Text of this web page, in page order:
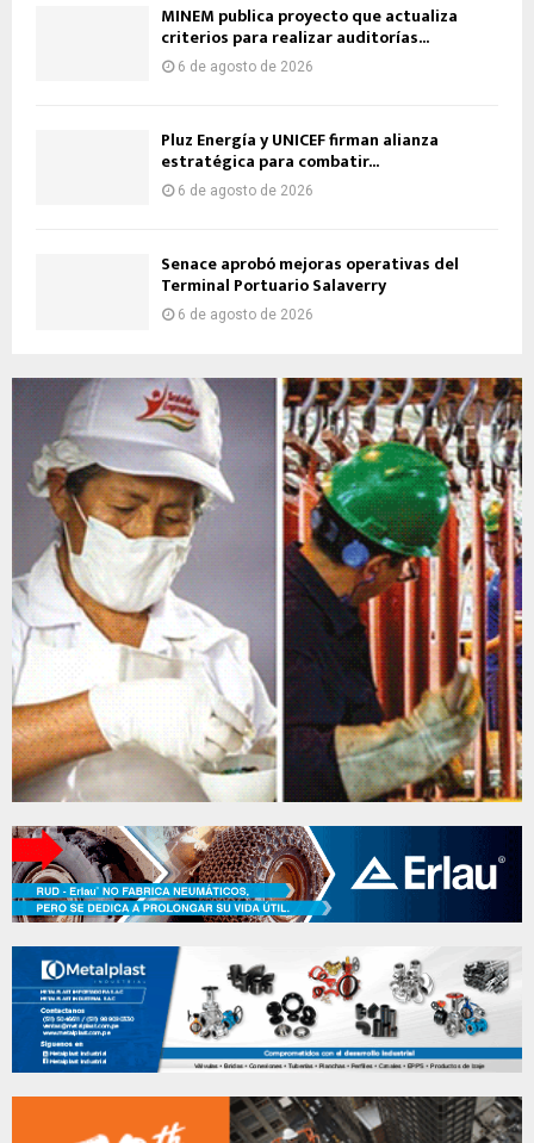
MINEM publica proyecto que actualiza
criterios para realizar auditorías...
6 de agosto de 2026
Pluz Energía y UNICEF firman alianza
estratégica para combatir...
6 de agosto de 2026
Senace aprobó mejoras operativas del
Terminal Portuario Salaverry
6 de agosto de 2026